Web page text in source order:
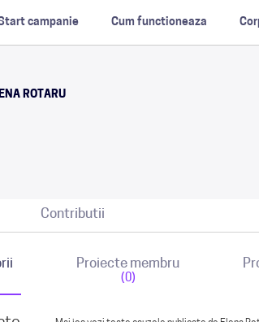
campanie Cum functioneaza
ROTARU
Contributii
Proiecte membru
(0)